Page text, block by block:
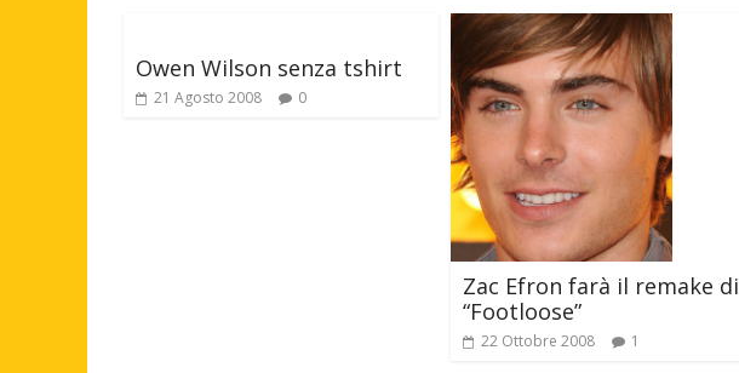
Owen Wilson senza tshirt
21 Agosto 2008 0
Zac Efron farà il remake di
“Footloose”
22 Ottobre 2008 1